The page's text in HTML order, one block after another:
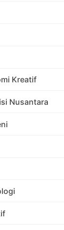
Kreatif
Nusantara